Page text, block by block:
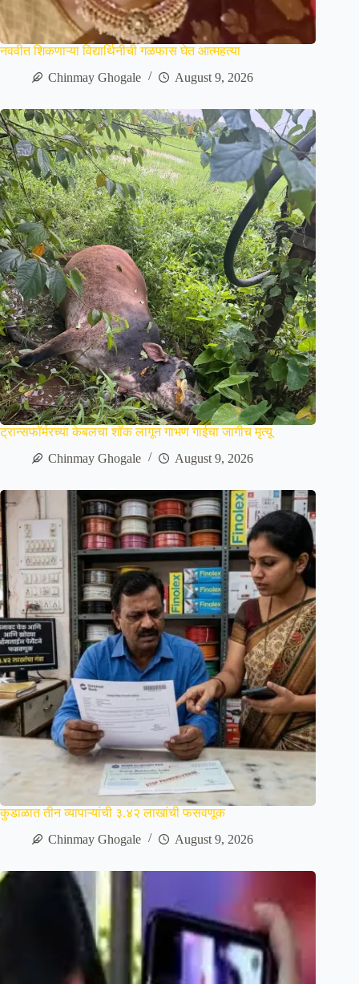
नववीत शिकणाऱ्या विद्यार्थिनीची गळफास घेत आत्महत्या
Chinmay Ghogale
August 9, 2026
ट्रान्सफॉर्मरच्या केबलचा शॉक लागून गाभण गाईचा जागीच मृत्यू
Chinmay Ghogale
August 9, 2026
कुडाळात तीन व्यापाऱ्यांची ३.४२ लाखांची फसवणूक
Chinmay Ghogale
August 9, 2026